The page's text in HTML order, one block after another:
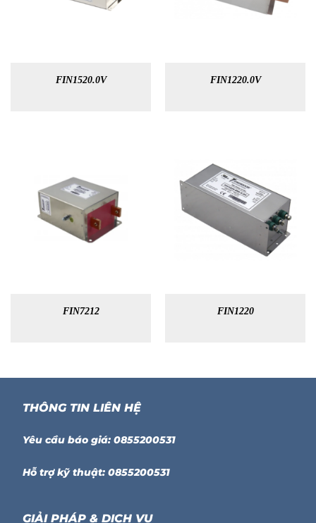
FIN1520.0V FIN1220.0V
FIN7212 FIN1220
THÔNG TIN LIÊN HỆ
Yêu cầu báo giá: 0855200531
Hỗ trợ kỹ thuật: 0855200531
GIẢI PHÁP & DỊCH VỤ